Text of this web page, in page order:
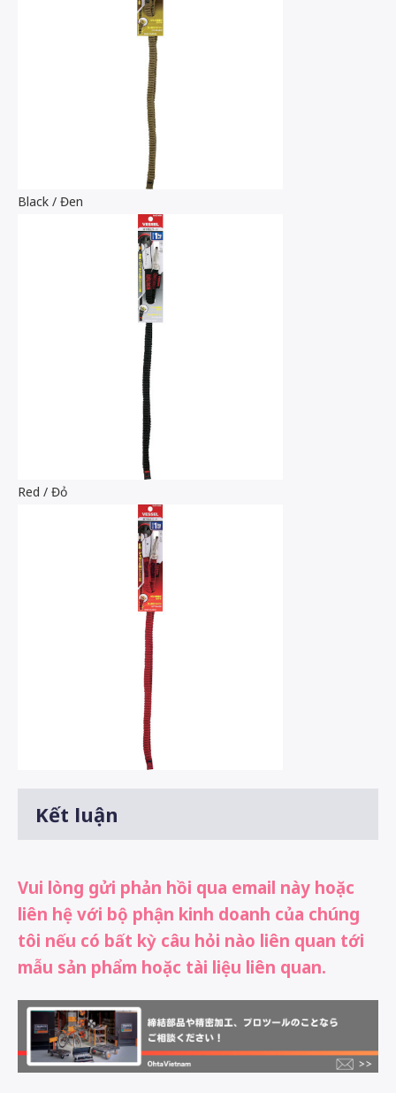
Black / Đen
Red / Đỏ
Kết luận
Vui lòng gửi phản hồi qua email này hoặc
liên hệ với bộ phận kinh doanh của chúng
tôi nếu có bất kỳ câu hỏi nào liên quan tới
mẫu sản phẩm hoặc tài liệu liên quan.